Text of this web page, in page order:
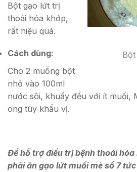
Bột gạo lứt trị
thoái hóa khớp,
rất hiệu quả.
Cách dùng:
Cho 2 muỗng bột
nhỏ vào 100ml
nước sôi, khuấy đều với ít muối,
ong tùy khẩu vị.
Để hỗ trợ điều trị bệnh thoái
phải ăn gạo lứt muối mè số 7